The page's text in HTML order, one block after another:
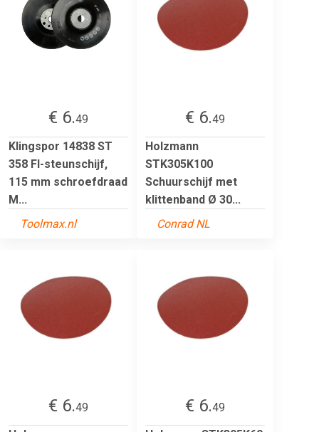
€ 6.49
Klingspor 14838 ST
358 FI-steunschijf,
115 mm schroefdraad
M...
Toolmax.nl
€ 6.49
Holzmann
STK305K100
Schuurschijf met
klittenband Ø 30...
Conrad NL
€ 6.49
€ 6.49